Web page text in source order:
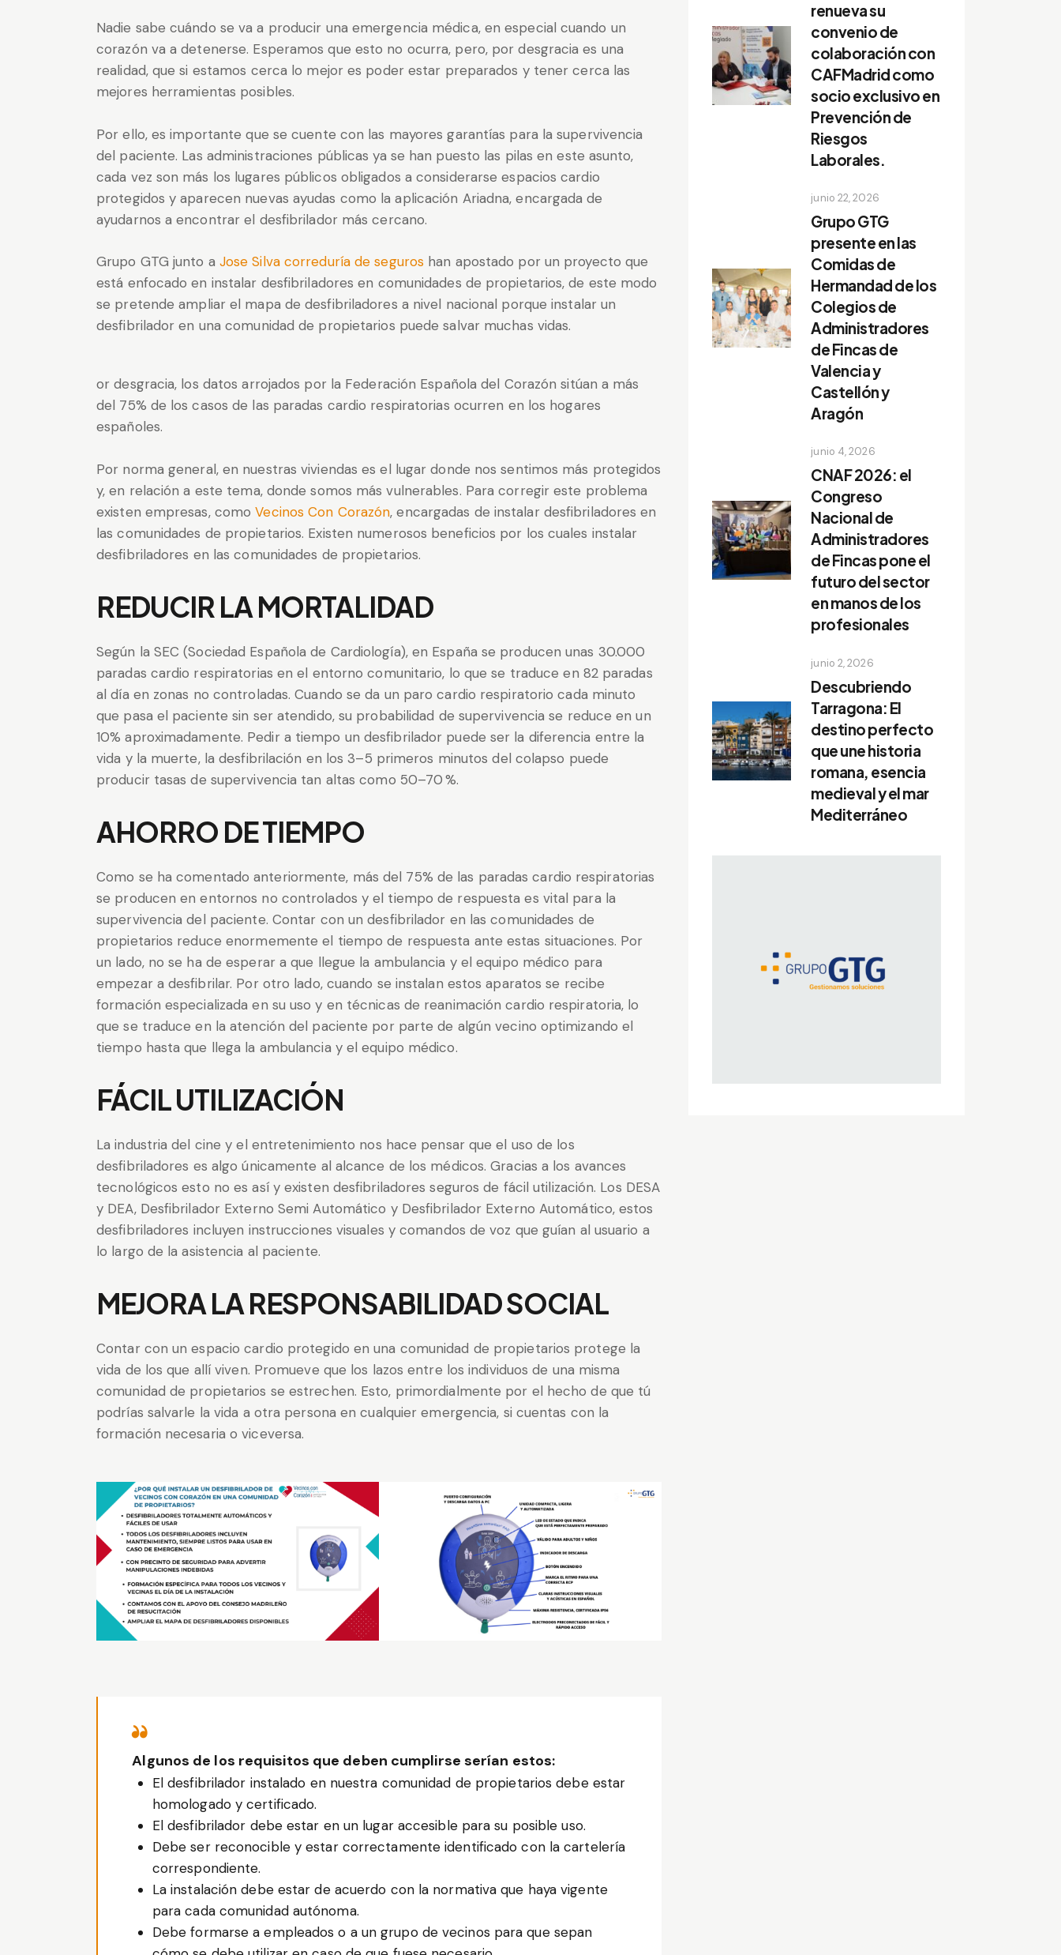
Nadie sabe cuándo se va a producir una emergencia médica, en especial cuando un
corazón va a detenerse. Esperamos que esto no ocurra, pero, por desgracia es una
realidad, que si estamos cerca lo mejor es poder estar preparados y tener cerca las
mejores herramientas posibles.
Por ello, es importante que se cuente con las mayores garantías para la supervivencia
del paciente. Las administraciones públicas ya se han puesto las pilas en este asunto,
cada vez son más los lugares públicos obligados a considerarse espacios cardio
protegidos y aparecen nuevas ayudas como la aplicación Ariadna, encargada de
ayudarnos a encontrar el desfibrilador más cercano.
Grupo GTG junto a Jose Silva correduría de seguros han apostado por un proyecto que
está enfocado en instalar desfibriladores en comunidades de propietarios, de este modo
se pretende ampliar el mapa de desfibriladores a nivel nacional porque instalar un
desfibrilador en una comunidad de propietarios puede salvar muchas vidas.
or desgracia, los datos arrojados por la Federación Española del Corazón sitúan a más
del 75% de los casos de las paradas cardio respiratorias ocurren en los hogares
españoles.
Por norma general, en nuestras viviendas es el lugar donde nos sentimos más protegidos
y, en relación a este tema, donde somos más vulnerables. Para corregir este problema
existen empresas, comoVecinos Con Corazón, encargadas de instalar desfibriladores en
las comunidades de propietarios. Existen numerosos beneficios por los cuales instalar
desfibriladores en las comunidades de propietarios.
REDUCIR LA MORTALIDAD
Según la SEC (Sociedad Española de Cardiología), en España se producen unas 30.000
paradas cardio respiratorias en el entorno comunitario, lo que se traduce en 82 paradas
al día en zonas no controladas. Cuando se da un paro cardio respiratorio cada minuto
que pasa el paciente sin ser atendido, su probabilidad de supervivencia se reduce en un
10% aproximadamente. Pedir a tiempo un desfibrilador puede ser la diferencia entre la
vida y la muerte, la desfibrilación en los 3–5 primeros minutos del colapso puede
producir tasas de supervivencia tan altas como 50–70 %.
AHORRO DE TIEMPO
Como se ha comentado anteriormente, más del 75% de las paradas cardio respiratorias
se producen en entornos no controlados y el tiempo de respuesta es vital para la
supervivencia del paciente. Contar con un desfibrilador en las comunidades de
propietarios reduce enormemente el tiempo de respuesta ante estas situaciones. Por
un lado, no se ha de esperar a que llegue la ambulancia y el equipo médico para
empezar a desfibrilar. Por otro lado, cuando se instalan estos aparatos se recibe
formación especializada en su uso y en técnicas de reanimación cardio respiratoria, lo
que se traduce en la atención del paciente por parte de algún vecino optimizando el
tiempo hasta que llega la ambulancia y el equipo médico.
FÁCIL UTILIZACIÓN
La industria del cine y el entretenimiento nos hace pensar que el uso de los
desfibriladores es algo únicamente al alcance de los médicos. Gracias a los avances
tecnológicos esto no es así y existen desfibriladores seguros de fácil utilización. Los DESA
y DEA, Desfibrilador Externo Semi Automático y Desfibrilador Externo Automático, estos
desfibriladores incluyen instrucciones visuales y comandos de voz que guían al usuario a
lo largo de la asistencia al paciente.
MEJORA LA RESPONSABILIDAD SOCIAL
Contar con un espacio cardio protegido en una comunidad de propietarios protege la
vida de los que allí viven. Promueve que los lazos entre los individuos de una misma
comunidad de propietarios se estrechen. Esto, primordialmente por el hecho de que tú
podrías salvarle la vida a otra persona en cualquier emergencia, si cuentas con la
formación necesaria o viceversa.
Algunos de los requisitos que deben cumplirse serían estos:
El desfibrilador instalado en nuestra comunidad de propietarios debe estar
homologado y certificado.
El desfibrilador debe estar en un lugar accesible para su posible uso.
Debe ser reconocible y estar correctamente identificado con la cartelería
correspondiente.
La instalación debe estar de acuerdo con la normativa que haya vigente
para cada comunidad autónoma.
Debe formarse a empleados o a un grupo de vecinos para que sepan
renueva su
convenio de
colaboración con
CAFMadrid como
socio exclusivo en
Prevención de
Riesgos
Laborales.
junio 22, 2026
Grupo GTG
presente en las
Comidas de
Hermandad de los
Colegios de
Administradores
de Fincas de
Valencia y
Castellón y
Aragón
junio 4, 2026
CNAF 2026: el
Congreso
Nacional de
Administradores
de Fincas pone el
futuro del sector
en manos de los
profesionales
junio 2, 2026
Descubriendo
Tarragona: El
destino perfecto
que une historia
romana, esencia
medieval y el mar
Mediterráneo